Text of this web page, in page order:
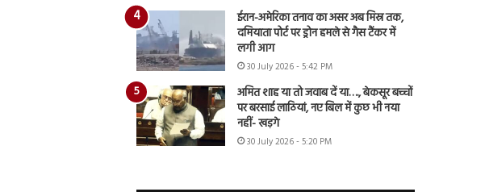
ईरान-अमेरिका तनाव का असर अब मिस्र तक,
दमियाता पोर्ट पर ड्रोन हमले से गैस टैंकर में
लगी आग
30 July 2026 - 5:42 PM
अमित शाह या तो जवाब दें या…., बेकसूर बच्चों
पर बरसाई लाठियां, नए बिल में कुछ भी नया
नहीं- खड़गे
30 July 2026 - 5:20 PM